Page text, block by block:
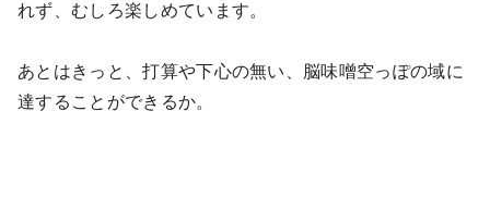
れず、むしろ楽しめています。
あとはきっと、打算や下心の無い、脳味噌空っぽの域に
達することができるか。